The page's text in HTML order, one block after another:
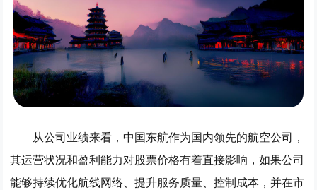
从公司业绩来看，中国东航作为国内领先的航空公司，
其运营状况和盈利能力对股票价格有着直接影响，如果公司
能够持续优化航线网络、提升服务质量、控制成本，并在市